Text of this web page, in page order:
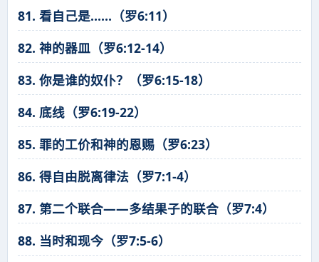
81. 看自己是……（罗6:11）
82. 神的器皿（罗6:12-14）
83. 你是谁的奴仆？（罗6:15-18）
84. 底线（罗6:19-22）
85. 罪的工价和神的恩赐（罗6:23）
86. 得自由脱离律法（罗7:1-4）
87. 第二个联合——多结果子的联合（罗7:4）
88. 当时和现今（罗7:5-6）